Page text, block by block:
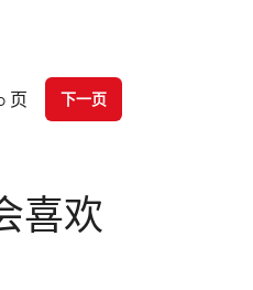
页 下一页
喜欢